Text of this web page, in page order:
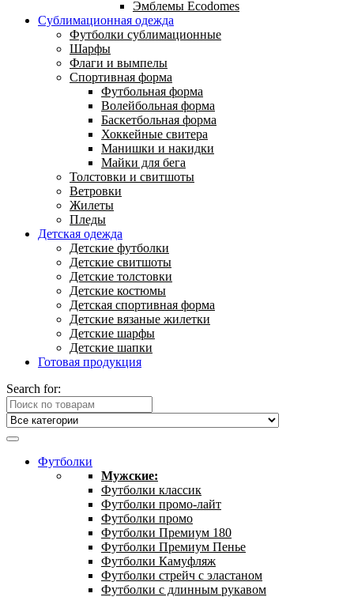
Эмблемы Ecodomes
Сублимационная одежда
Футболки сублимационные
Шарфы
Флаги и вымпелы
Спортивная форма
Футбольная форма
Волейбольная форма
Баскетбольная форма
Хоккейные свитера
Манишки и накидки
Майки для бега
Толстовки и свитшоты
Ветровки
Жилеты
Пледы
Детская одежда
Детские футболки
Детские свитшоты
Детские толстовки
Детские костюмы
Детская спортивная форма
Детские вязаные жилетки
Детские шарфы
Детские шапки
Готовая продукция
Search for:
Футболки
Мужские:
Футболки классик
Футболки промо-лайт
Футболки промо
Футболки Премиум 180
Футболки Премиум Пенье
Футболки Камуфляж
Футболки стрейч с эластаном
Футболки с длинным рукавом